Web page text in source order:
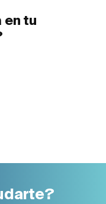
en tu